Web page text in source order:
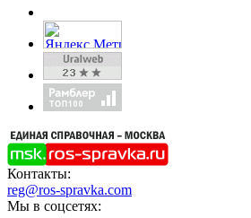
Контакты:
reg@ros-spravka.com
Мы в соцсетях: